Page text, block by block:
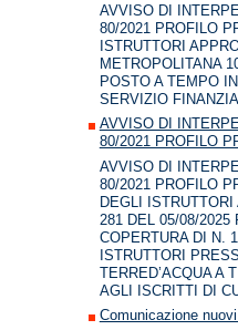
AVVISO DI
80/2021 PROFILO
ISTRUTTORI
METROPOLITANA
POSTO A TEMPO
SERVIZIO
AVVISO DI
80/2021 PROFILO
AVVISO DI
80/2021 PROFILO
DEGLI ISTRUTTORI
281 DEL 05/08/2025
COPERTURA DI N.
ISTRUTTORI
TERRED’ACQUA A
AGLI ISCRITTI DI
Comunicazione